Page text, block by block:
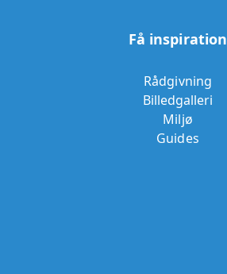
Få inspiration
Rådgivning
Billedgalleri
Miljø
Guides